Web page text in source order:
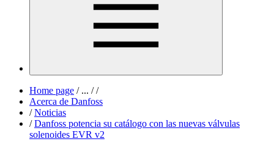
Home page /... / /
Acerca de Danfoss
/ Noticias
/ Danfoss potencia su catálogo con las nuevas válvulas
solenoides EVR v2